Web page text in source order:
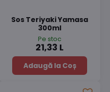
Sos Teriyaki Yamasa
300ml
Pe stoc
21,33 L
Adaugă la Coș